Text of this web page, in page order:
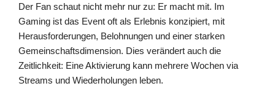
Der Fan schaut nicht mehr nur zu: Er macht mit. Im
Gaming ist das Event oft als Erlebnis konzipiert, mit
Herausforderungen, Belohnungen und einer starken
Gemeinschaftsdimension. Dies verändert auch die
Zeitlichkeit: Eine Aktivierung kann mehrere Wochen via
Streams und Wiederholungen leben.